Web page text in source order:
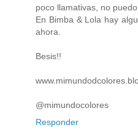
poco llamativas, no
En Bimba & Lola hay
ahora.
Besis!!
@mimundocolores
Responder